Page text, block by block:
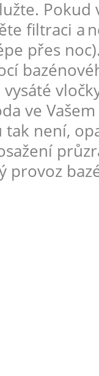
Pokud
filtraci a
přes
ve
tak není,
provoz